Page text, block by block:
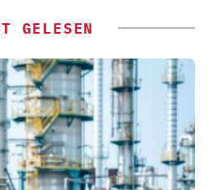
GELESEN